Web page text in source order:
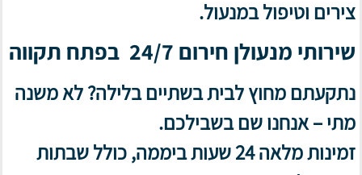
צירים וטיפול במנעול.
שירותי מנעולן חירום 24/7 בפתח תקווה
נתקעתם מחוץ לבית בשתיים בלילה? לא משנה
מתי – אנחנו שם בשבילכם.
זמינות מלאה 24 שעות ביממה, כולל שבתות